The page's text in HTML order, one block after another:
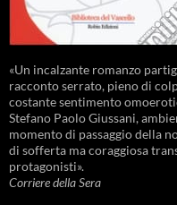
«Un incalzante romanzo
racconto serrato, pieno di
costante sentimento
Stefano Paolo Giussani,
momento di passaggio della
di sofferta ma coraggiosa
protagonisti».
Corriere della Sera